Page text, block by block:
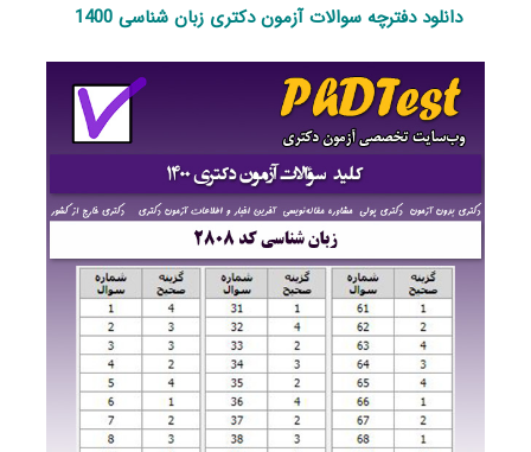
دانلود دفترچه سوالات آزمون دکتری زبان ‌شناسی 1400